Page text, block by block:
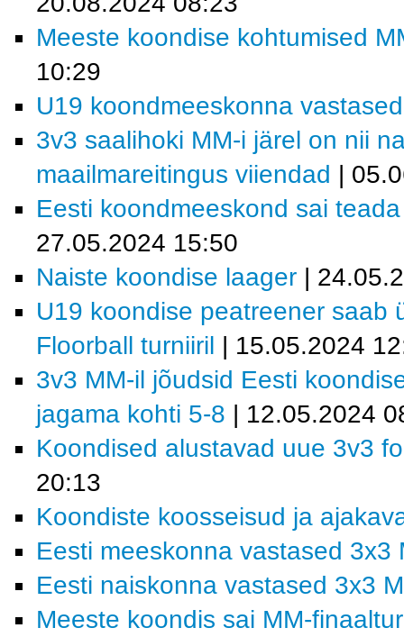
Meeste koondise kohtumised
10:29
U19 koondmeeskonna
3v3 saalihoki MM-i järel on nii
maailmareitingus viiendad |
Eesti koondmeeskond sai
27.05.2024 15:50
Naiste koondise laager |
U19 koondise peatreener saab
Floorball turniiril | 15.05.2024
3v3 MM-il jõudsid Eesti
jagama kohti 5-8 | 12.05.2024
Koondised alustavad uue 3v3
20:13
Koondiste koosseisud ja
Eesti meeskonna vastased 3x3
Eesti naiskonna vastased 3x3
Meeste koondis sai MM-